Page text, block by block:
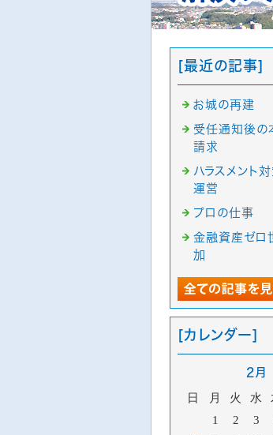
[最近の記事]
お城の再建
受任通知後の
請求
ハラスメント
運営
プロの仕事
金融資産ゼロ
加
[カレンダー]
2月
日 月 火 水
1
2 3